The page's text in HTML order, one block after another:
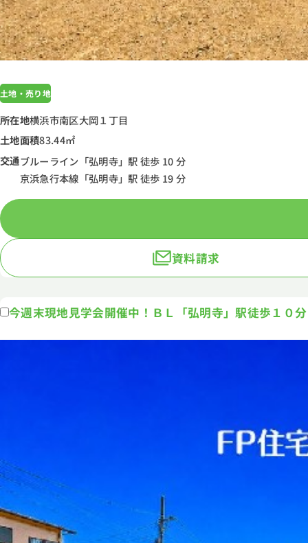
土地・売り地
所在地横浜市南区大岡１丁目
土地面積83.44㎡
交通ブルーライン「弘明寺」駅 徒歩 10 分
京浜急行本線「弘明寺」駅 徒歩 19 分
資料請求
今週末現地見学会開催中！ＢＬ「弘明寺」駅徒歩１０